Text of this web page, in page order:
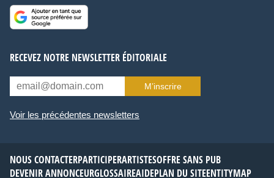
RECEVEZ NOTRE NEWSLETTER ÉDITORIALE
M’inscrire
Voir les précédentes newsletters
NOUS CONTACTERPARTICIPERARTISTESOFFRE SANS PUB
DEVENIR ANNONCEURGLOSSAIREAIDEPLAN DU SITEENTITYMAP